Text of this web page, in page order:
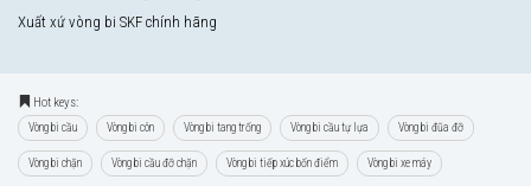
Xuất xứ vòng bi SKF chính hãng
Hot keys:
Vòng bi cầu Vòng bi côn Vòng bi tang trống Vòng bi cầu tự lựa Vòng bi đũa đỡ
Vòng bi chặn Vòng bi cầu đỡ chặn Vòng bi tiếp xúc bốn điểm Vòng bi xe máy